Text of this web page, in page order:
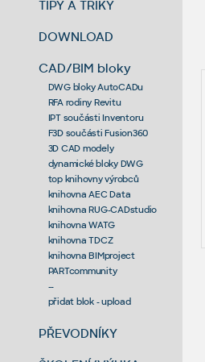
TIPY A TRIKY
DOWNLOAD
CAD/BIM bloky
DWG bloky AutoCADu
RFA rodiny Revitu
IPT součásti Inventoru
F3D součásti Fusion360
3D CAD modely
dynamické bloky DWG
top knihovny výrobců
knihovna AEC Data
knihovna RUG-CADstudio
knihovna WATG
knihovna TDCZ
knihovna BIMproject
PARTcommunity
--
přidat blok - upload
PŘEVODNÍKY